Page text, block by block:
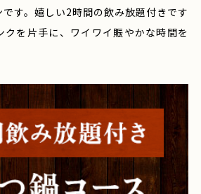
です。嬉しい2時間の飲み放題付きです
クを片手に、ワイワイ賑やかな時間を